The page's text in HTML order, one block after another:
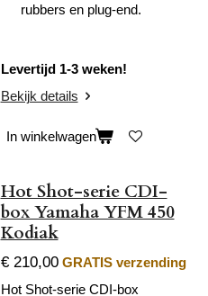
rubbers en plug-end.
Levertijd 1-3 weken!
Bekijk details
In winkelwagen
Hot Shot-serie CDI-
box Yamaha YFM 450
Kodiak
€ 210,00 GRATIS verzending
Hot Shot-serie CDI-box